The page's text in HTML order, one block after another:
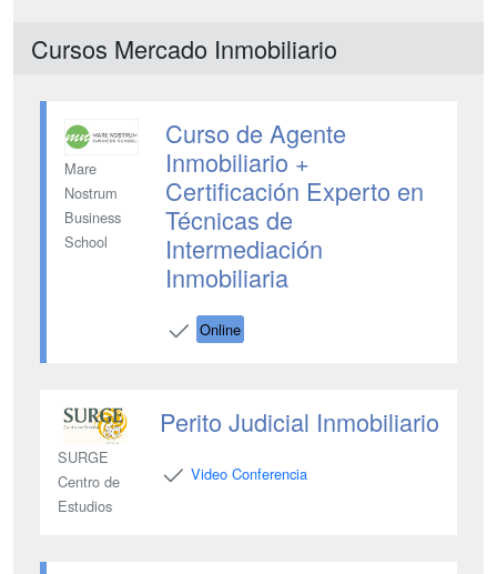
Cursos Mercado Inmobiliario
Mare
Nostrum
Business
School
Curso de Agente
Inmobiliario +
Certificación Experto en
Técnicas de
Intermediación
Inmobiliaria
Online
SURGE
Centro de
Estudios
Perito Judicial Inmobiliario
Video Conferencia